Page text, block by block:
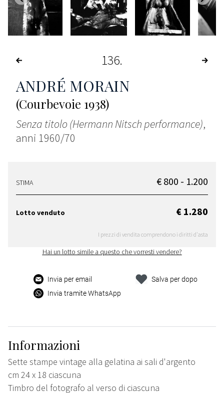
136
ANDRÉ MORAIN
(Courbevoie 1938)
Senza titolo (Hermann Nitsch performance),
anni 1960/70
STIMA € 800 - 1.200
Lotto venduto € 1.280
I prezzi di vendita comprendono i diritti d'asta
Hai un lotto simile a questo che vorresti vendere?
Invia per email
Invia tramite WhatsApp
Salva per dopo
Informazioni
Sette stampe vintage alla gelatina ai sali d'argento
cm 24 x 18 ciascuna
Timbro del fotografo al verso di ciascuna